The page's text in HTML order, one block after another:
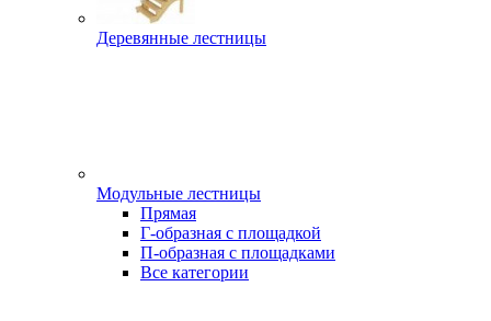
Деревянные лестницы
Модульные лестницы
Прямая
Г-образная с площадкой
П-образная с площадками
Все категории